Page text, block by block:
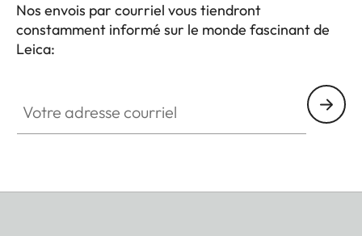
Nos envois par courriel vous tiendront
constamment informé sur le monde fascinant de
Leica: